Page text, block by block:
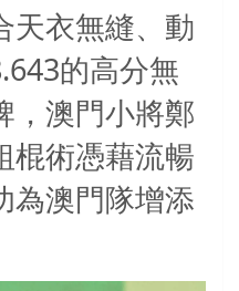
天衣無縫、動
的高分無
，澳門小將鄭
棍術憑藉流暢
為澳門隊增添